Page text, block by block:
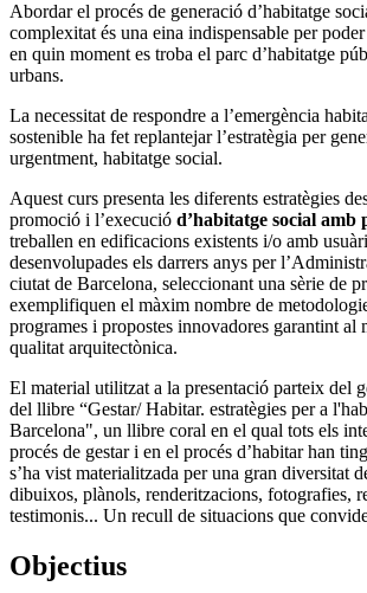
Abordar el procés de generació d’habitatge
complexitat és una eina indispensable per
en quin moment es troba el parc d’habitatge
urbans.
La necessitat de respondre a l’emergència
sostenible ha fet replantejar l’estratègia per
urgentment, habitatge social.
Aquest curs presenta les diferents estratègies
promoció i l’execució d’habitatge social amb
treballen en edificacions existents i/o amb
desenvolupades els darrers anys per
ciutat de Barcelona, seleccionant una sèrie de
exemplifiquen el màxim nombre de
programes i propostes innovadores garantint al
qualitat arquitectònica.
El material utilitzat a la presentació parteix del
del llibre “Gestar/ Habitar. estratègies per a
Barcelona", un llibre coral en el qual tots els
procés de gestar i en el procés d’habitar han
s’ha vist materialitzada per una gran diversitat
dibuixos, plànols, renderitzacions, fotografies,
testimonis... Un recull de situacions que
Objectius